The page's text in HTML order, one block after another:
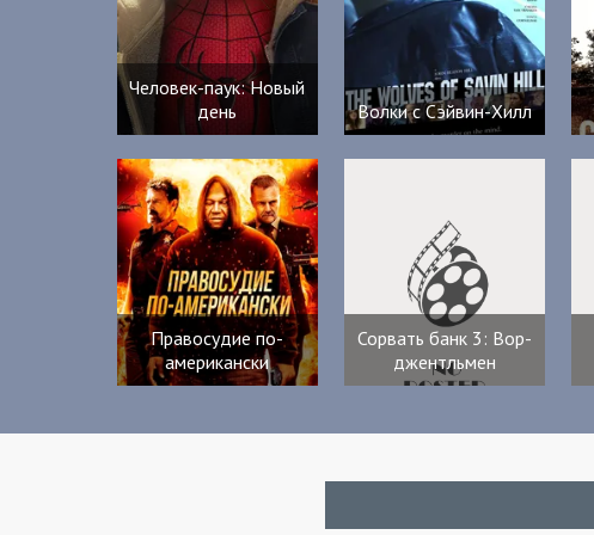
Человек-паук: Новый
день
Волки с Сэйвин-Хилл
Правосудие по-
американски
Сорвать банк 3: Вор-
джентльмен